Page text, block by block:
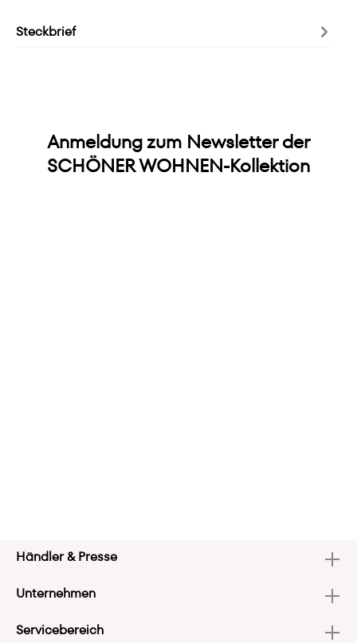
Steckbrief
Anmeldung zum Newsletter der
SCHÖNER WOHNEN-Kollektion
Händler & Presse
Unternehmen
Servicebereich